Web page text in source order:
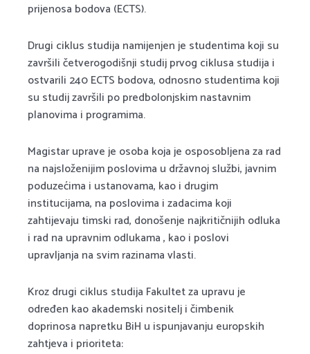
prijenosa bodova (ECTS).
Drugi ciklus studija namijenjen je studentima koji su
završili četverogodišnji studij prvog ciklusa studija i
ostvarili 240 ECTS bodova, odnosno studentima koji
su studij završili po predbolonjskim nastavnim
planovima i programima.
Magistar uprave je osoba koja je osposobljena za rad
na najsloženijim poslovima u državnoj službi, javnim
poduzećima i ustanovama, kao i drugim
institucijama, na poslovima i zadacima koji
zahtijevaju timski rad, donošenje najkritičnijih odluka
i rad na upravnim odlukama , kao i poslovi
upravljanja na svim razinama vlasti.
Kroz drugi ciklus studija Fakultet za upravu je
određen kao akademski nositelj i čimbenik
doprinosa napretku BiH u ispunjavanju europskih
zahtjeva i prioriteta: